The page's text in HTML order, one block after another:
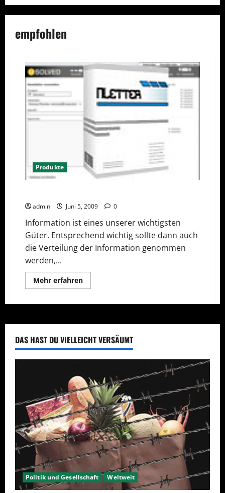
empfohlen
Produkte
admin Juni 5, 2009 0
Information ist eines unserer wichtigsten
Güter. Entsprechend wichtig sollte dann auch
die Verteilung der Information genommen
werden,...
Mehr erfahrenMehr
Informationen
DAS HAST DU VIELLEICHT VERSÄUMT
Politik und Gesellschaft Weltweit